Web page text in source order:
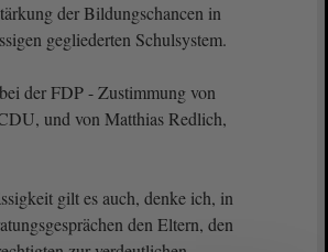
der Bildungschancen in
gegliederten Schulsystem.
der FDP - Zustimmung von
und von Matthias Redlich,
gilt es auch, denke ich, in
den Eltern, den